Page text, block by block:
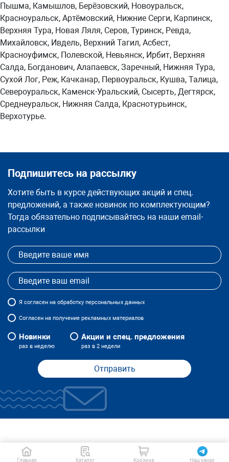
Пышма, Камышлов, Берёзовский, Новоуральск,
Красноуральск, Артёмовский, Нижние Серги, Карпинск,
Верхняя Тура, Новая Ляля, Серов, Туринск, Ревда,
Михайловск, Ивдель, Верхний Тагил, Асбест,
Красноуфимск, Полевской, Невьянск, Ирбит, Верхняя
Салда, Богданович, Алапаевск, Заречный, Нижняя Тура,
Сухой Лог, Реж, Качканар, Первоуральск, Кушва, Талица,
Североуральск, Каменск-Уральский, Сысерть, Дегтярск,
Среднеуральск, Нижняя Салда, Краснотурьинск,
Верхотурье.
Подпишитесь на рассылку
Хотите быть в курсе действующих акций и спец.
предложений, а также новинок по комплектующим?
Тогда обязательно подписывайтесь на наши email-
рассылки
Я согласен на обработку персональных данных
Согласен на получение рекламных материалов
Новинки
раз в неделю
Акции и спец. предложения
раз в 2 недели
Отправить
Главная Каталог Корзина Наш канал